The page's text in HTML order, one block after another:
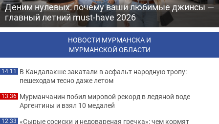
Деним нулевых: почему ваши любимые джинсы —
главный летний must-have 2026
НОВОСТИ МУРМАНСКА И
МУРМАНСКОЙ ОБЛАСТИ
14:11 В Кандалакше закатали в асфальт народную тропу:
пешеходам тесно даже летом
13:36 Мурманчанин побил мировой рекорд в ледяной воде
Аргентины и взял 10 медалей
12:33 «Сырые сосиски и недовареная гречка»: чем кормят